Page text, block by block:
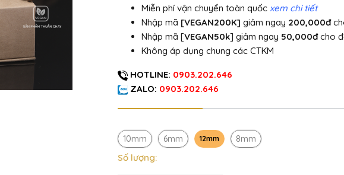
Miễn phí vận chuyển toàn quốc xem chi tiết
Nhập mã [VEGAN200K] giảm ngay 200,000đ
Nhập mã [VEGAN50k] giảm ngay 50,000đcho
Không áp dụng chung các CTKM
HOTLINE: 0903.202.646
ZALO: 0903.202.646
10mm 6mm 12mm 8mm
Số lượng: